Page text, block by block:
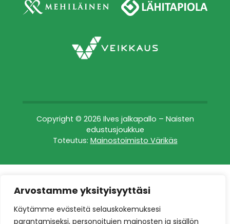
Arvostamme yksityisyyttäsi
Käytämme evästeitä selauskokemuksesi
parantamiseksi, personoitujen mainosten ja sisällön
Copyright © 2026 Ilves jalkapallo – Naisten
edustusjoukkue
Toteutus: Mainostoimisto Värikäs